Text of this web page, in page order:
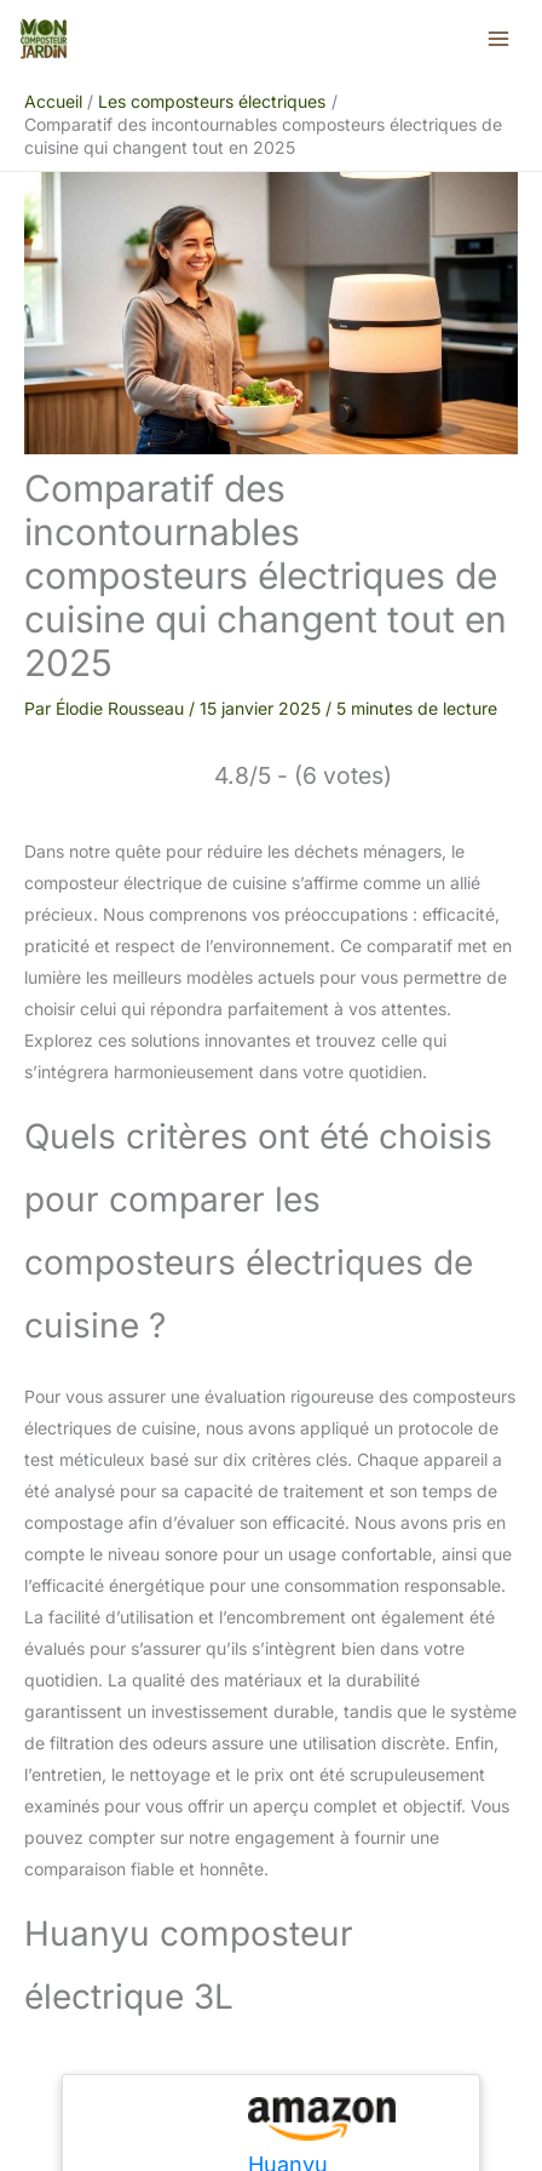
Aller
Accueil
Les composteurs électriques
Comparatif des incontournables composteurs électriques de
cuisine qui changent tout en 2025
Comparatif des
incontournables
composteurs électriques de
cuisine qui changent tout en
2025
Par Élodie Rousseau / 15 janvier 2025 / 5 minutes de lecture
4.8/5 - (6 votes)
Dans notre quête pour réduire les déchets ménagers, le
composteur électrique de cuisine s’affirme comme un allié
précieux. Nous comprenons vos préoccupations : efficacité,
praticité et respect de l’environnement. Ce comparatif met en
lumière les meilleurs modèles actuels pour vous permettre de
choisir celui qui répondra parfaitement à vos attentes.
Explorez ces solutions innovantes et trouvez celle qui
s’intégrera harmonieusement dans votre quotidien.
Quels critères ont été choisis
pour comparer les
composteurs électriques de
cuisine ?
Pour vous assurer une évaluation rigoureuse des composteurs
électriques de cuisine, nous avons appliqué un protocole de
test méticuleux basé sur dix critères clés. Chaque appareil a
été analysé pour sa capacité de traitement et son temps de
compostage afin d’évaluer son efficacité. Nous avons pris en
compte le niveau sonore pour un usage confortable, ainsi que
l’efficacité énergétique pour une consommation responsable.
La facilité d’utilisation et l’encombrement ont également été
évalués pour s’assurer qu’ils s’intègrent bien dans votre
quotidien. La qualité des matériaux et la durabilité
garantissent un investissement durable, tandis que le système
de filtration des odeurs assure une utilisation discrète. Enfin,
l’entretien, le nettoyage et le prix ont été scrupuleusement
examinés pour vous offrir un aperçu complet et objectif. Vous
pouvez compter sur notre engagement à fournir une
comparaison fiable et honnête.
Huanyu composteur
électrique 3L
Huanyu
Rechercher